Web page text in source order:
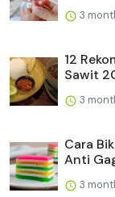
3
12
Sawit
3
Cara
Anti
3